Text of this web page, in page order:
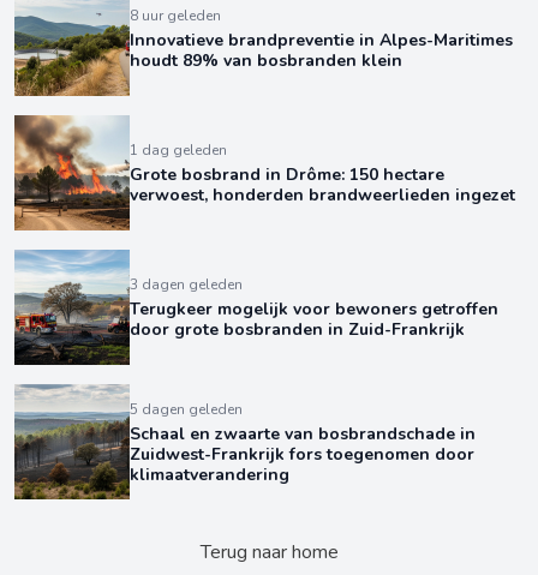
8 uur geleden
Innovatieve brandpreventie in Alpes-Maritimes
houdt 89% van bosbranden klein
1 dag geleden
Grote bosbrand in Drôme: 150 hectare
verwoest, honderden brandweerlieden ingezet
3 dagen geleden
Terugkeer mogelijk voor bewoners getroffen
door grote bosbranden in Zuid-Frankrijk
5 dagen geleden
Schaal en zwaarte van bosbrandschade in
Zuidwest-Frankrijk fors toegenomen door
klimaatverandering
Terug naar home